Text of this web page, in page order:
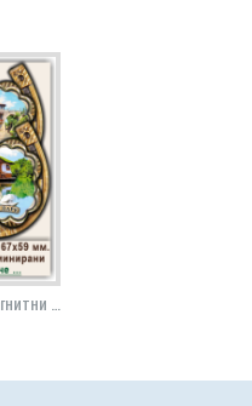
Златен Парк, Релефни Магнитни Подкови, Модел 06-2